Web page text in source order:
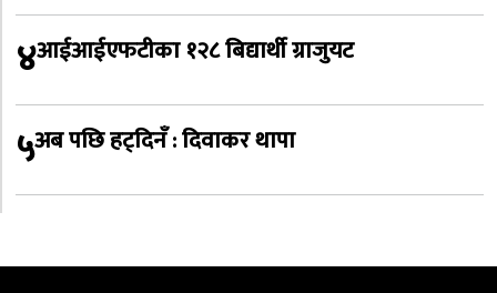
४आईआईएफटीका १२८ बिद्यार्थी ग्राजुयट
५अब पछि हट्दिनँ : दिवाकर थापा